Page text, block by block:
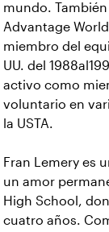
mundo.
Advantage
miembro del
UU. del
activo como
voluntario en
la USTA.
Fran Lemery es
un amor
High School,
cuatro años.